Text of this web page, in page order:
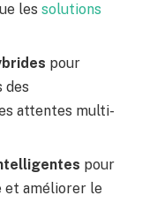
les solutions
pour
des
attentes multi-
pour
et améliorer le